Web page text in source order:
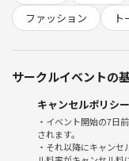
お気軽にご参加くださ
初参加さんも大歓迎💞
18歳〜年齢関係なく楽
♡時間が余れば、場所が
あります。
(強制ではありません。
♡プロジェクター付き
ファッション
ト
サークルイベントの
キャンセルポリシー
・イベント開始の7日
されます。
・それ以降にキャン